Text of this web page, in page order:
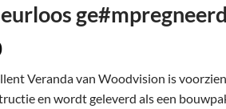
Veranda van Woodvision is
en wordt geleverd als een